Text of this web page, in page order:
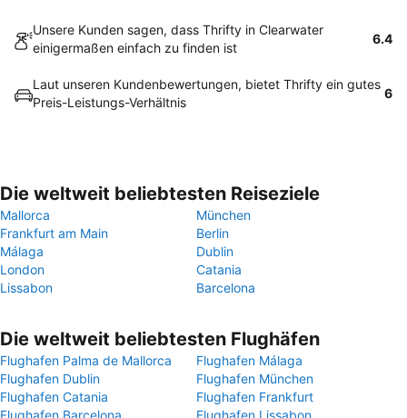
Unsere Kunden sagen, dass Thrifty in Clearwater
einigermaßen einfach zu finden ist
6.4
Laut unseren Kundenbewertungen, bietet Thrifty ein gutes
Preis-Leistungs-Verhältnis
6
Die weltweit beliebtesten Reiseziele
Mallorca
München
Frankfurt am Main
Berlin
Málaga
Dublin
London
Catania
Lissabon
Barcelona
Die weltweit beliebtesten Flughäfen
Flughafen Palma de Mallorca
Flughafen Málaga
Flughafen Dublin
Flughafen München
Flughafen Catania
Flughafen Frankfurt
Flughafen Barcelona
Flughafen Lissabon